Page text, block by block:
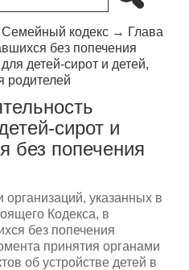
Семейный кодекс→ Глава
без попечения
детей-сирот и детей,
родителей
сирот и
без попечения
организаций, указанных в
Кодекса, в
без попечения
принятия органами
об устройстве детей в